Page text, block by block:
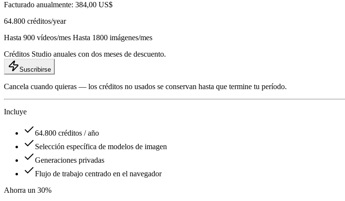
Facturado anualmente: 384,00 US$
64.800 créditos/year
Hasta 900 vídeos/mes Hasta 1800 imágenes/mes
Créditos Studio anuales con dos meses de descuento.
Suscribirse
Cancela cuando quieras — los créditos no usados se conservan hasta que termine tu período.
Incluye
64.800 créditos / año
Selección específica de modelos de imagen
Generaciones privadas
Flujo de trabajo centrado en el navegador
Ahorra un 30%